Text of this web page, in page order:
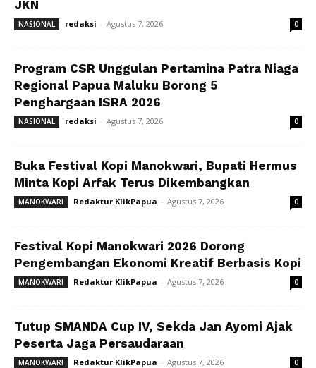
JKN
NASIONAL redaksi - Agustus 7, 2026 0
Program CSR Unggulan Pertamina Patra Niaga
Regional Papua Maluku Borong 5
Penghargaan ISRA 2026
NASIONAL redaksi - Agustus 7, 2026 0
Buka Festival Kopi Manokwari, Bupati Hermus
Minta Kopi Arfak Terus Dikembangkan
MANOKWARI Redaktur KlikPapua - Agustus 7, 2026 0
Festival Kopi Manokwari 2026 Dorong
Pengembangan Ekonomi Kreatif Berbasis Kopi
MANOKWARI Redaktur KlikPapua - Agustus 7, 2026 0
Tutup SMANDA Cup IV, Sekda Jan Ayomi Ajak
Peserta Jaga Persaudaraan
MANOKWARI Redaktur KlikPapua - Agustus 7, 2026 0